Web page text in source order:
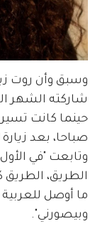
وسبق وأن روت
شاركته الشهر
صباحا، بعد
وتابعت "في
الطريق،
ما أوصل
وبيصورني".